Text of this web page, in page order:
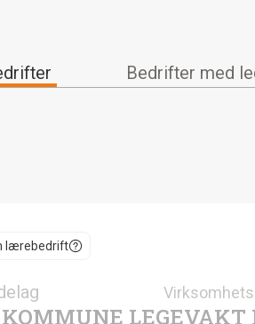
Bedrifter med
lærebedrift
LEGEVAKT